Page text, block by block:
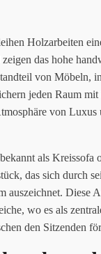
Holzarbeiten
das hohe
von Möbeln,
jeden Raum
von Luxus
als Kreissofa
das sich durch
auszeichnet. Diese
wo es als
den Sitzenden